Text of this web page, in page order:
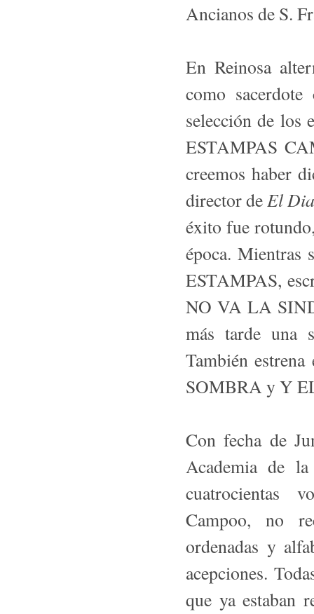
Ancianos de S.
En Reinosa
como
selección de los
ESTAMPAS
creemos haber
director de El
éxito fue
época. Mientras
ESTAMPAS,
NO VA LA
más tarde una
También
SOMBRA y Y
Con fecha de
Academia de
cuatrocientas
Campoo, no
ordenadas y
acepciones.
que ya estaban